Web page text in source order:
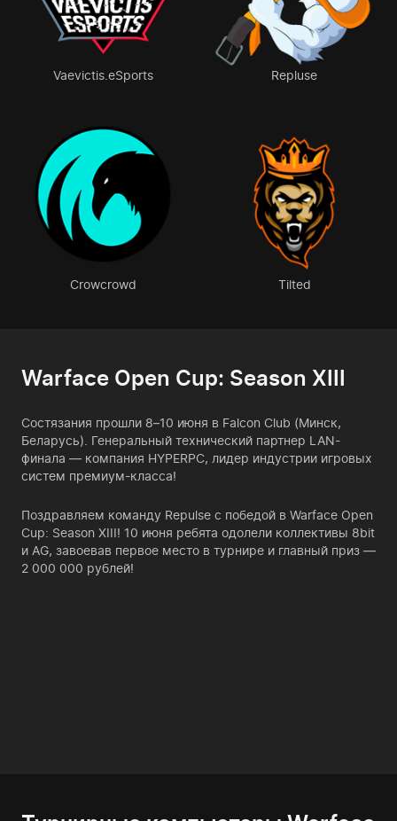
Vaevictis.eSports Repluse
Crowcrowd Tilted
Warface Open Cup: Season XIII
Состязания прошли 8–10 июня в Falcon Club (Минск,
Беларусь). Генеральный технический партнер LAN-
финала — компания HYPERPC, лидер индустрии игровых
систем премиум-класса!
Поздравляем команду Repulse с победой в Warface Open
Cup: Season XIII! 10 июня ребята одолели коллективы 8bit
и AG, завоевав первое место в турнире и главный приз —
2 000 000 рублей!